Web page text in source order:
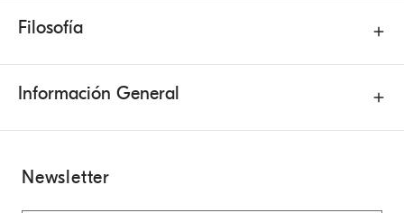
Filosofía
Información General
Newsletter